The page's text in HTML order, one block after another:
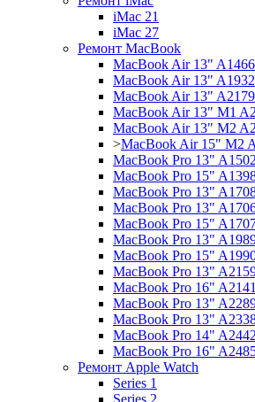
iMac 21
iMac 27
Ремонт MacBook
MacBook Air 13" A1466
MacBook Air 13" A1932
MacBook Air 13" A2179
MacBook Air 13" M1
MacBook Air 13" M2
>MacBook Air 15" M2
MacBook Pro 13" A1502
MacBook Pro 15"
MacBook Pro 13"
MacBook Pro 13"
MacBook Pro 15"
MacBook Pro 13"
MacBook Pro 15"
MacBook Pro 13"
MacBook Pro 16" A2141
MacBook Pro 13"
MacBook Pro 13"
MacBook Pro 14"
MacBook Pro 16"
Ремонт Apple Watch
Series 1
Series 2